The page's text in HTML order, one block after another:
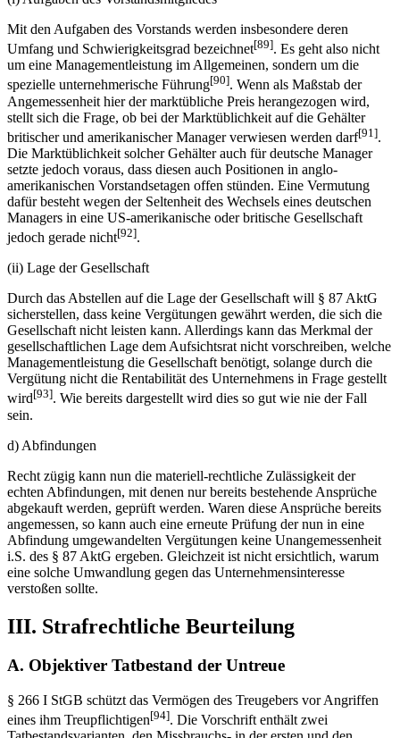
Mit den Aufgaben des Vorstands werden insbesondere deren
Umfang und Schwierigkeitsgrad bezeichnet[89]. Es geht also nicht
um eine Managementleistung im Allgemeinen, sondern um die
spezielle unternehmerische Führung[90]. Wenn als Maßstab der
Angemessenheit hier der marktübliche Preis herangezogen wird,
stellt sich die Frage, ob bei der Marktüblichkeit auf die Gehälter
britischer und amerikanischer Manager verwiesen werden darf[91].
Die Marktüblichkeit solcher Gehälter auch für deutsche Manager
setzte jedoch voraus, dass diesen auch Positionen in anglo-
amerikanischen Vorstandsetagen offen stünden. Eine Vermutung
dafür besteht wegen der Seltenheit des Wechsels eines deutschen
Managers in eine US-amerikanische oder britische Gesellschaft
jedoch gerade nicht[92].
(ii) Lage der Gesellschaft
Durch das Abstellen auf die Lage der Gesellschaft will § 87 AktG
sicherstellen, dass keine Vergütungen gewährt werden, die sich die
Gesellschaft nicht leisten kann. Allerdings kann das Merkmal der
gesellschaftlichen Lage dem Aufsichtsrat nicht vorschreiben, welche
Managementleistung die Gesellschaft benötigt, solange durch die
Vergütung nicht die Rentabilität des Unternehmens in Frage gestellt
wird[93]. Wie bereits dargestellt wird dies so gut wie nie der Fall
sein.
d) Abfindungen
Recht zügig kann nun die materiell-rechtliche Zulässigkeit der
echten Abfindungen, mit denen nur bereits bestehende Ansprüche
abgekauft werden, geprüft werden. Waren diese Ansprüche bereits
angemessen, so kann auch eine erneute Prüfung der nun in eine
Abfindung umgewandelten Vergütungen keine Unangemessenheit
i.S. des § 87 AktG ergeben. Gleichzeit ist nicht ersichtlich, warum
eine solche Umwandlung gegen das Unternehmensinteresse
verstoßen sollte.
III. Strafrechtliche Beurteilung
A. Objektiver Tatbestand der Untreue
§ 266 I StGB schützt das Vermögen des Treugebers vor Angriffen
eines ihm Treupflichtigen[94]. Die Vorschrift enthält zwei